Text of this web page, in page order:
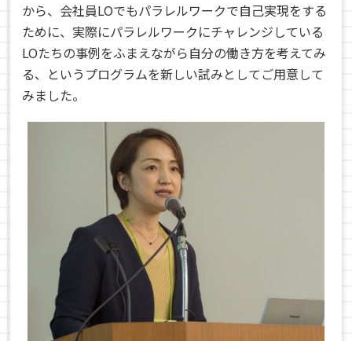
から、会社員LOでもパラレルワークで自己実現をする
ために、実際にパラレルワークにチャレンジしている
LOたちの事例をふまえながら自分の働き方を考えてみ
る、というプログラムを新しい試みとしてご用意して
みました。